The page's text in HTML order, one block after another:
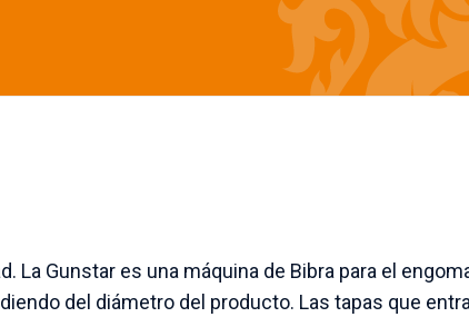
La Gunstar es una máquina de Bibra para el
del diámetro del producto. Las tapas que